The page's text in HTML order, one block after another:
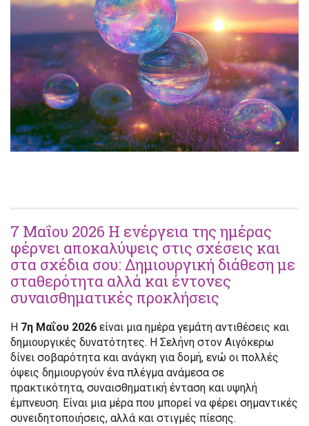
7 Μαΐου 2026 Η ενέργεια της ημέρας
φέρνει αποκαλύψεις στις σχέσεις και
στα σχέδια σου: Δημιουργική διάθεση με
σταθερότητα αλλά και έντονες
συναισθηματικές προκλήσεις
Η 7η Μαΐου 2026 είναι μια ημέρα γεμάτη αντιθέσεις και
δημιουργικές δυνατότητες. Η Σελήνη στον Αιγόκερω
δίνει σοβαρότητα και ανάγκη για δομή, ενώ οι πολλές
όψεις δημιουργούν ένα πλέγμα ανάμεσα σε
πρακτικότητα, συναισθηματική ένταση και υψηλή
έμπνευση. Είναι μια μέρα που μπορεί να φέρει σημαντικές
συνειδητοποιήσεις, αλλά και στιγμές πίεσης.